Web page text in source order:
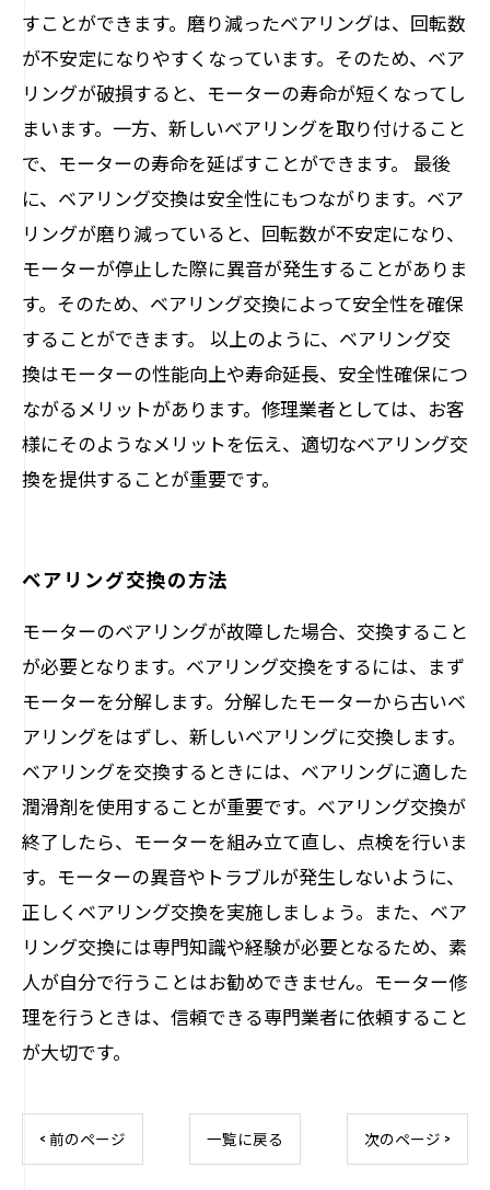
すことができます。磨り減ったベアリングは、回転数
が不安定になりやすくなっています。そのため、ベア
リングが破損すると、モーターの寿命が短くなってし
まいます。一方、新しいベアリングを取り付けること
で、モーターの寿命を延ばすことができます。 最後
に、ベアリング交換は安全性にもつながります。ベア
リングが磨り減っていると、回転数が不安定になり、
モーターが停止した際に異音が発生することがありま
す。そのため、ベアリング交換によって安全性を確保
することができます。 以上のように、ベアリング交
換はモーターの性能向上や寿命延長、安全性確保につ
ながるメリットがあります。修理業者としては、お客
様にそのようなメリットを伝え、適切なベアリング交
換を提供することが重要です。
ベアリング交換の方法
モーターのベアリングが故障した場合、交換すること
が必要となります。ベアリング交換をするには、まず
モーターを分解します。分解したモーターから古いベ
アリングをはずし、新しいベアリングに交換します。
ベアリングを交換するときには、ベアリングに適した
潤滑剤を使用することが重要です。ベアリング交換が
終了したら、モーターを組み立て直し、点検を行いま
す。モーターの異音やトラブルが発生しないように、
正しくベアリング交換を実施しましょう。また、ベア
リング交換には専門知識や経験が必要となるため、素
人が自分で行うことはお勧めできません。モーター修
理を行うときは、信頼できる専門業者に依頼すること
が大切です。
< 前のページ 一覧に戻る 次のページ >